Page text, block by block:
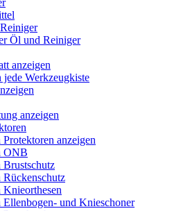
Öl und Reiniger
anzeigen
jede Werkzeugkiste
anzeigen
Protektoren anzeigen
ONB
Brustschutz
Rückenschutz
Knieorthesen
Ellenbogen- und Knieschoner